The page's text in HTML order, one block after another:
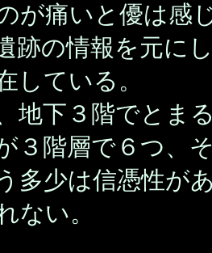
が痛いと優は感
跡の情報を元に
している。
地下３階でとま
３階層で６つ、
多少は信憑性が
ない。